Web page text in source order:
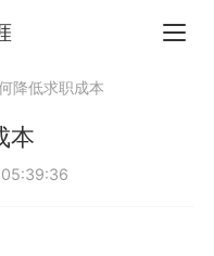
降低求职成本
本